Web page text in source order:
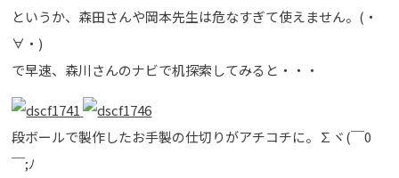
というか、森田さんや岡本先生は危なすぎて使えません。(・
∀・)
で早速、森川さんのナビで机探索してみると・・・
段ボールで製作したお手製の仕切りがアチコチに。∑ヾ(￣0
￣;ﾉ